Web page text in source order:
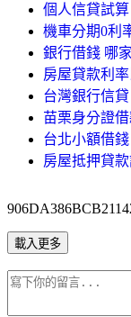
個人信貸試
機車分期0利
銀行借錢 哪
房屋貸款利
台灣銀行信
苗栗身分證
台北小額借
房屋抵押貸
載入更多